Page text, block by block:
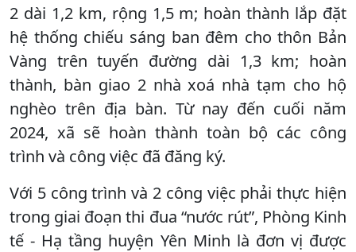
2 dài 1,2 km, rộng 1,5 m; hoàn thành lắp đặt
hệ thống chiếu sáng ban đêm cho thôn Bản
Vàng trên tuyến đường dài 1,3 km; hoàn
thành, bàn giao 2 nhà xoá nhà tạm cho hộ
nghèo trên địa bàn. Từ nay đến cuối năm
2024, xã sẽ hoàn thành toàn bộ các công
trình và công việc đã đăng ký.
Với 5 công trình và 2 công việc phải thực hiện
trong giai đoạn thi đua “nước rút”, Phòng Kinh
tế - Hạ tầng huyện Yên Minh là đơn vị được